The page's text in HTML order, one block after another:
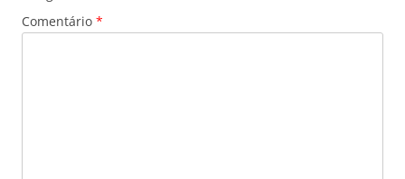
Comentário *